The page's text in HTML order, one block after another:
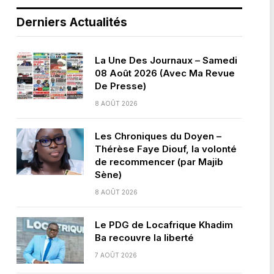
Derniers Actualités
La Une Des Journaux – Samedi
08 Août 2026 (Avec Ma Revue
De Presse)
8 AOÛT 2026
Les Chroniques du Doyen –
Thérèse Faye Diouf, la volonté
de recommencer (par Majib
Sène)
8 AOÛT 2026
Le PDG de Locafrique Khadim
Ba recouvre la liberté
7 AOÛT 2026